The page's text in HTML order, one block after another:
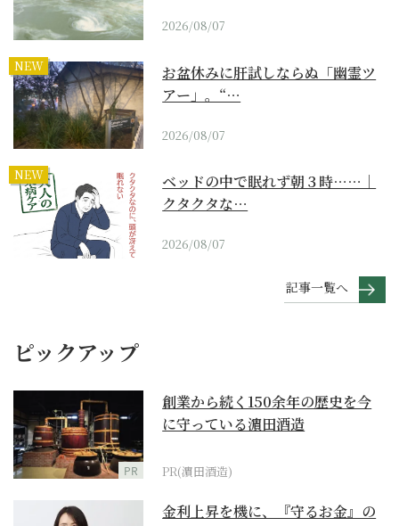
2026/08/07
NEW
お盆休みに肝試しならぬ「幽霊ツ
アー」。“…
2026/08/07
NEW
ベッドの中で眠れず朝３時……｜
クタクタな…
2026/08/07
記事一覧へ
ピックアップ
PR
創業から続く150余年の歴史を今
に守っている濵田酒造
PR(濵田酒造)
金利上昇を機に、『守るお金』の